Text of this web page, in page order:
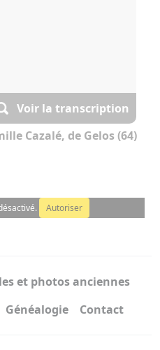
Voir la transcription
Cazalé, de Gelos (64)
Autoriser
et photos anciennes
Généalogie Contact